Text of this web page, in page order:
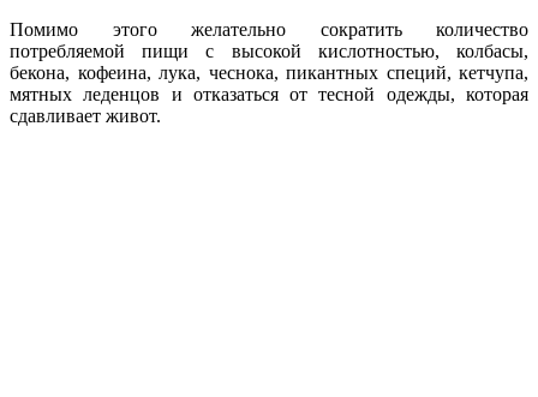
Помимо этого желательно сократить количество
потребляемой пищи с высокой кислотностью, колбасы,
бекона, кофеина, лука, чеснока, пикантных специй, кетчупа,
мятных леденцов и отказаться от тесной одежды, которая
сдавливает живот.